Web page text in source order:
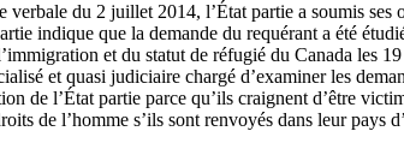
verbale du 2 juillet 2014, l’État partie a soumis
indique que la demande du requérant a été
et du statut de réfugié du Canada les
et quasi judiciaire chargé d’examiner les
de l’État partie parce qu’ils craignent d’être
de l’homme s’ils sont renvoyés dans leur pays